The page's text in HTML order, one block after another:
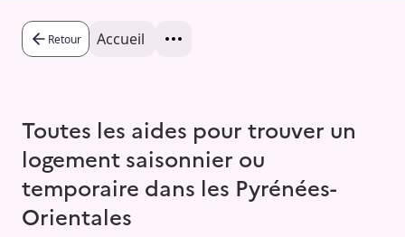
Besoin d'aide ?
Retour Accueil
Toutes les aides pour trouver un
logement saisonnier ou
temporaire dans les Pyrénées-
Orientales